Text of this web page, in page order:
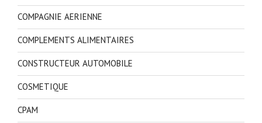
COMPAGNIE AERIENNE
COMPLEMENTS ALIMENTAIRES
CONSTRUCTEUR AUTOMOBILE
COSMETIQUE
CPAM